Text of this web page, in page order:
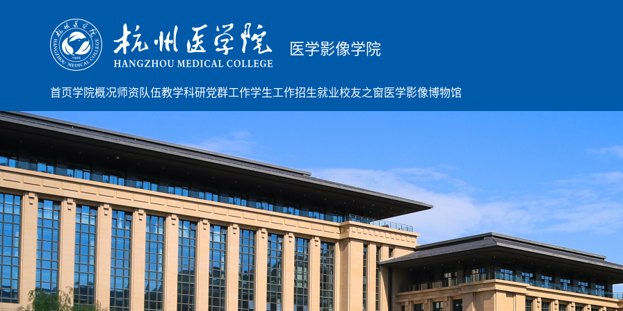
医学影像学院
首页学院概况师资队伍教学科研党群工作学生工作招生就业校友之窗 医学影像博物馆